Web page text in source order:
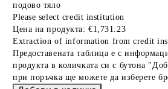
подово тяло
Please select credit institution
Цена на продукта: €1,731.23
Extraction of information from credit
Предоставената таблица е с
продукта в количката си с бутона
при поръчка ще можете да изберете